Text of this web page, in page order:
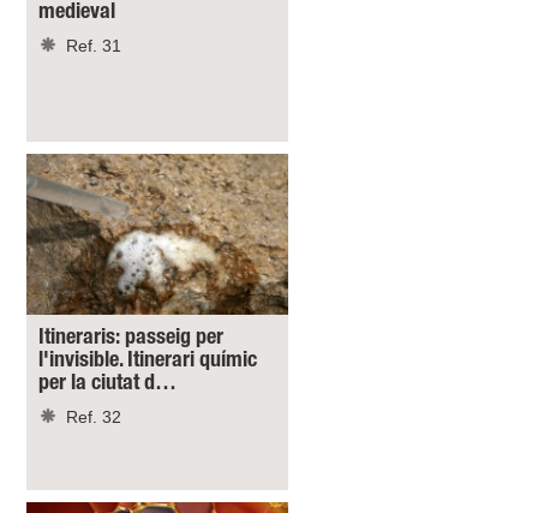
medieval
Ref. 31
Itineraris: passeig per
l'invisible. Itinerari químic
per la ciutat d…
Ref. 32